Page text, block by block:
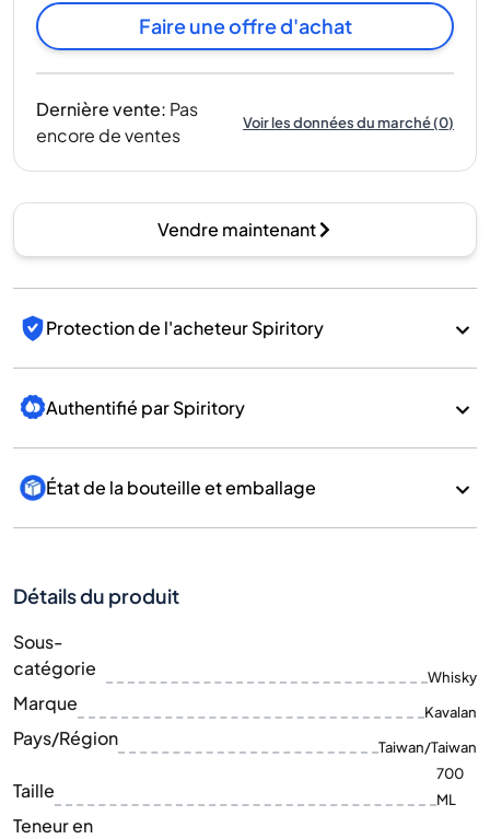
Faire une offre d'achat
Dernière vente: Pas
encore de ventes
Voir les données du marché(0)
Vendre maintenant
Protection de l'acheteur Spiritory
Authentifié par Spiritory
État de la bouteille et emballage
Détails du produit
Sous-
catégorie
Whisky
Marque Kavalan
Pays/Région Taiwan/Taiwan
Taille
700
ML
Teneur en